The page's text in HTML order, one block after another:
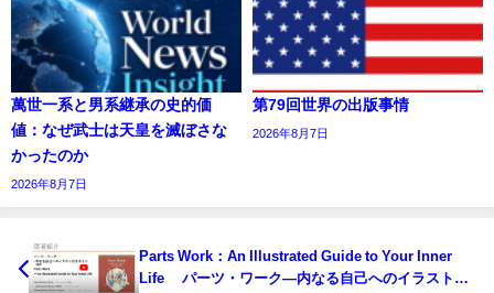
萬世一系と男系継承の史的価
値：なぜ武士は天皇を滅ぼさな
かったのか
2026年8月7日
第79回世界の出版事情
2026年8月7日
Parts Work：An Illustrated Guide to Your Inner
Life パーツ・ワーク―内なる自己へのイラスト付